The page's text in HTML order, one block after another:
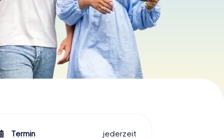
Termin
jederzeit